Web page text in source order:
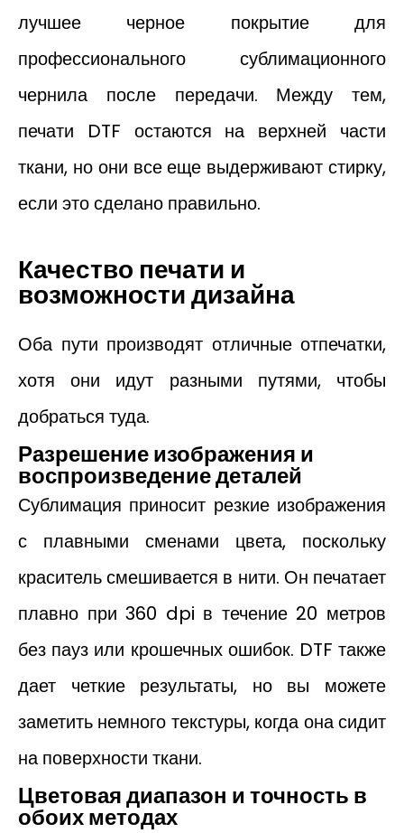
лучшее черное покрытие для
профессионального сублимационного
чернила после передачи. Между тем,
печати DTF остаются на верхней части
ткани, но они все еще выдерживают стирку,
если это сделано правильно.
Качество печати и
возможности дизайна
Оба пути производят отличные отпечатки,
хотя они идут разными путями, чтобы
добраться туда.
Разрешение изображения и
воспроизведение деталей
Сублимация приносит резкие изображения
с плавными сменами цвета, поскольку
краситель смешивается в нити. Он печатает
плавно при 360 dpi в течение 20 метров
без пауз или крошечных ошибок. DTF также
дает четкие результаты, но вы можете
заметить немного текстуры, когда она сидит
на поверхности ткани.
Цветовая диапазон и точность в
обоих методах